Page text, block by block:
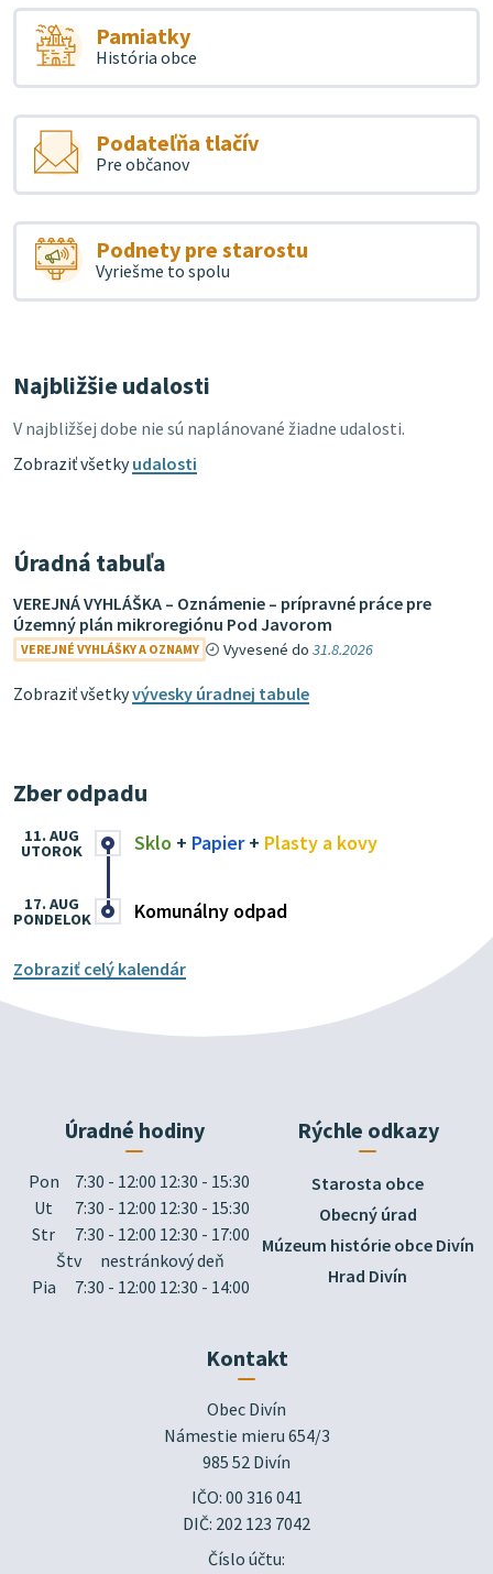
Pamiatky
História obce
Podateľňa tlačív
Pre občanov
Podnety pre starostu
Vyriešme to spolu
Najbližšie udalosti
V najbližšej dobe nie sú naplánované žiadne udalosti.
Zobraziť všetkyudalosti
Úradná tabuľa
VEREJNÁ VYHLÁŠKA – Oznámenie – prípravné práce pre
Územný plán mikroregiónu Pod Javorom
VEREJNÉ VYHLÁŠKY A OZNAMY Vyvesené do31.8.2026
Zobraziť všetkyvývesky úradnej tabule
Zber odpadu
Sklo + Papier+ Plasty a kovy
11. AUG
UTOROK
Komunálny odpad
17. AUG
PONDELOK
Zobraziť celý kalendár
Úradné hodiny
Pon
7:30 - 12:00 12:30 - 15:30
Ut
7:30 - 12:00 12:30 - 15:30
Str
7:30 - 12:00 12:30 - 17:00
Štv
nestránkový deň
Pia
7:30 - 12:00 12:30 - 14:00
Rýchle odkazy
Starosta obce
Obecný úrad
Múzeum histórie obce Divín
Hrad Divín
Kontakt
Obec Divín
Námestie mieru 654/3
985 52 Divín
IČO: 00 316 041
DIČ: 202 123 7042
Číslo účtu: